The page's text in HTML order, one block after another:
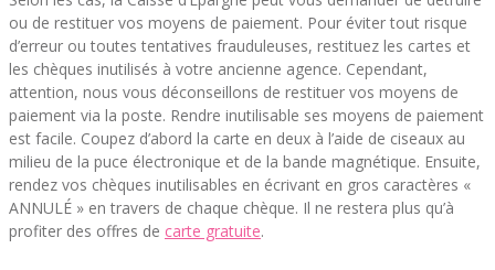
ou de restituer vos moyens de paiement. Pour éviter tout risque
d’erreur ou toutes tentatives frauduleuses, restituez les cartes et
les chèques inutilisés à votre ancienne agence. Cependant,
attention, nous vous déconseillons de restituer vos moyens de
paiement via la poste. Rendre inutilisable ses moyens de paiement
est facile. Coupez d’abord la carte en deux à l’aide de ciseaux au
milieu de la puce électronique et de la bande magnétique. Ensuite,
rendez vos chèques inutilisables en écrivant en gros caractères «
ANNULÉ » en travers de chaque chèque. Il ne restera plus qu’à
profiter des offres de carte gratuite.